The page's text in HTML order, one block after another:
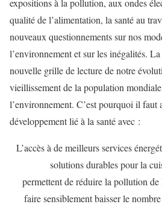
expositions à la pollution, aux ondes
qualité de l’alimentation, la santé au
nouveaux questionnements sur nos
l’environnement et sur les inégalités.
nouvelle grille de lecture de notre
vieillissement de la population
l’environnement. C’est pourquoi il faut
développement lié à la santé avec :
L’accès à de meilleurs services
solutions durables pour la
permettent de réduire la pollution
faire sensiblement baisser le